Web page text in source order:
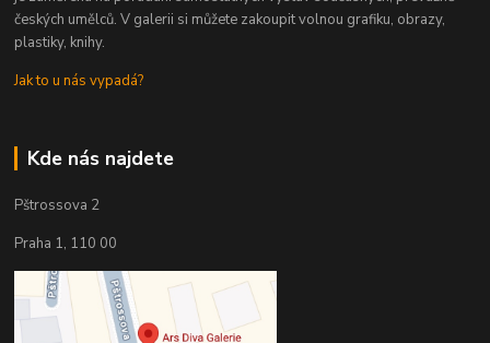
českých umělců. V galerii si můžete zakoupit volnou grafiku, obrazy,
plastiky, knihy.
Jak to u nás vypadá?
Kde nás najdete
Pštrossova 2
Praha 1, 110 00